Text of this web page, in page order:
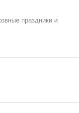
праздники и